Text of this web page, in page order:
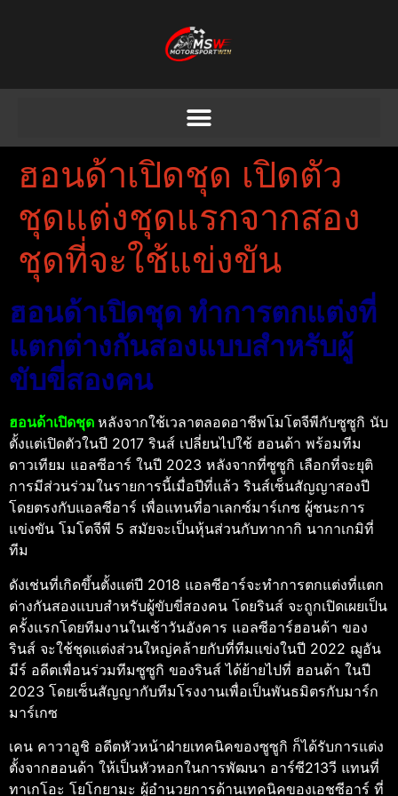
ฮอนด้าเปิดชุด เปิดตัว
ชุดแต่งชุดแรกจากสอง
ชุดที่จะใช้แข่งขัน
ฮอนด้าเปิดชุด ทำการตกแต่งที่
แตกต่างกันสองแบบสำหรับผู้
ขับขี่สองคน
ฮอนด้าเปิดชุด หลังจากใช้เวลาตลอดอาชีพโมโตจีพีกับซูซูกิ นับ
ตั้งแต่เปิดตัวในปี 2017 รินส์ เปลี่ยนไปใช้ ฮอนด้า พร้อมทีม
ดาวเทียม แอลซีอาร์ ในปี 2023 หลังจากที่ซูซูกิ เลือกที่จะยุติ
การมีส่วนร่วมในรายการนี้เมื่อปีที่แล้ว รินส์เซ็นสัญญาสองปี
โดยตรงกับแอลซีอาร์ เพื่อแทนที่อาเลกซ์มาร์เกซ ผู้ชนะการ
แข่งขัน โมโตจีพี 5 สมัยจะเป็นหุ้นส่วนกับทากากิ นากาเกมิที่
ทีม
ดังเช่นที่เกิดขึ้นตั้งแต่ปี 2018 แอลซีอาร์จะทำการตกแต่งที่แตก
ต่างกันสองแบบสำหรับผู้ขับขี่สองคน โดยรินส์ จะถูกเปิดเผยเป็น
ครั้งแรกโดยทีมงานในเช้าวันอังคาร แอลซีอาร์ฮอนด้า ของ
รินส์ จะใช้ชุดแต่งส่วนใหญ่คล้ายกับที่ทีมแข่งในปี 2022 ฌูอัน
มีร์ อดีตเพื่อนร่วมทีมซูซูกิ ของรินส์ ได้ย้ายไปที่ ฮอนด้า ในปี
2023 โดยเซ็นสัญญากับทีมโรงงานเพื่อเป็นพันธมิตรกับมาร์ก
มาร์เกซ
เคน คาวาอูชิ อดีตหัวหน้าฝ่ายเทคนิคของซูซูกิ ก็ได้รับการแต่ง
ตั้งจากฮอนด้า ให้เป็นหัวหอกในการพัฒนา อาร์ซี213วี แทนที่
ทาเกโอะ โยโกยามะ ผู้อำนวยการด้านเทคนิคของเอชซีอาร์ ที่